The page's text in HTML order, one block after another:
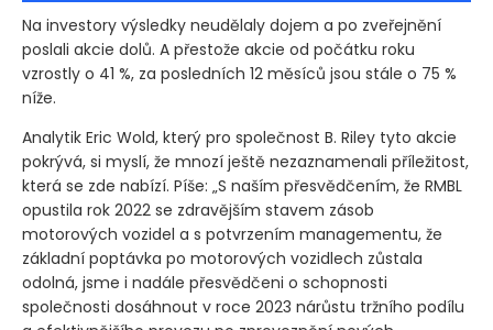
Na investory výsledky neudělaly dojem a po zveřejnění
poslali akcie dolů. A přestože akcie od počátku roku
vzrostly o 41 %, za posledních 12 měsíců jsou stále o 75 %
níže.
Analytik Eric Wold, který pro společnost B. Riley tyto akcie
pokrývá, si myslí, že mnozí ještě nezaznamenali příležitost,
která se zde nabízí. Píše: „S naším přesvědčením, že RMBL
opustila rok 2022 se zdravějším stavem zásob
motorových vozidel a s potvrzením managementu, že
základní poptávka po motorových vozidlech zůstala
odolná, jsme i nadále přesvědčeni o schopnosti
společnosti dosáhnout v roce 2023 nárůstu tržního podílu